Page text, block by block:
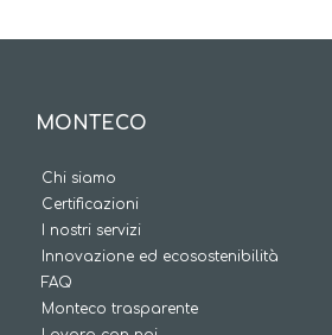
MONTECO
Chi siamo
Certificazioni
I nostri servizi
Innovazione ed ecosostenibilità
FAQ
Monteco trasparente